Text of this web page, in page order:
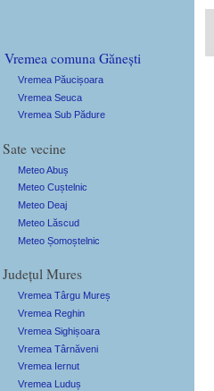
Vremea comuna Gănești
Vremea Păucișoara
Vremea Seuca
Vremea Sub Pădure
Sate vecine
Meteo Abuș
Meteo Cuștelnic
Meteo Deaj
Meteo Lăscud
Meteo Șomoștelnic
Județul Mures
Vremea Târgu Mureș
Vremea Reghin
Vremea Sighișoara
Vremea Târnăveni
Vremea Iernut
Vremea Luduș